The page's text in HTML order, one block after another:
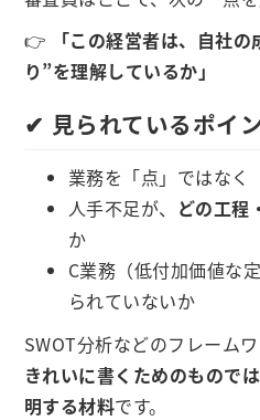
👉
「この経営者は、自社
り”を理解しているか」
✔ 見られているポイ
業務を「点」ではなく
人手不足が、 どの工程
か
C業務（低付加価値な
られていないか
SWOT分析などのフレームワ
きれいに書くためのもので
明する材料です。